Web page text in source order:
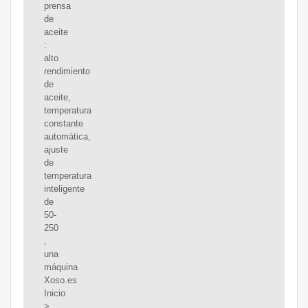
prensa
de
aceite
:
alto
rendimiento
de
aceite,
temperatura
constante
automática,
ajuste
de
temperatura
inteligente
de
50-
250
,
una
máquina
Xoso.es
Inicio